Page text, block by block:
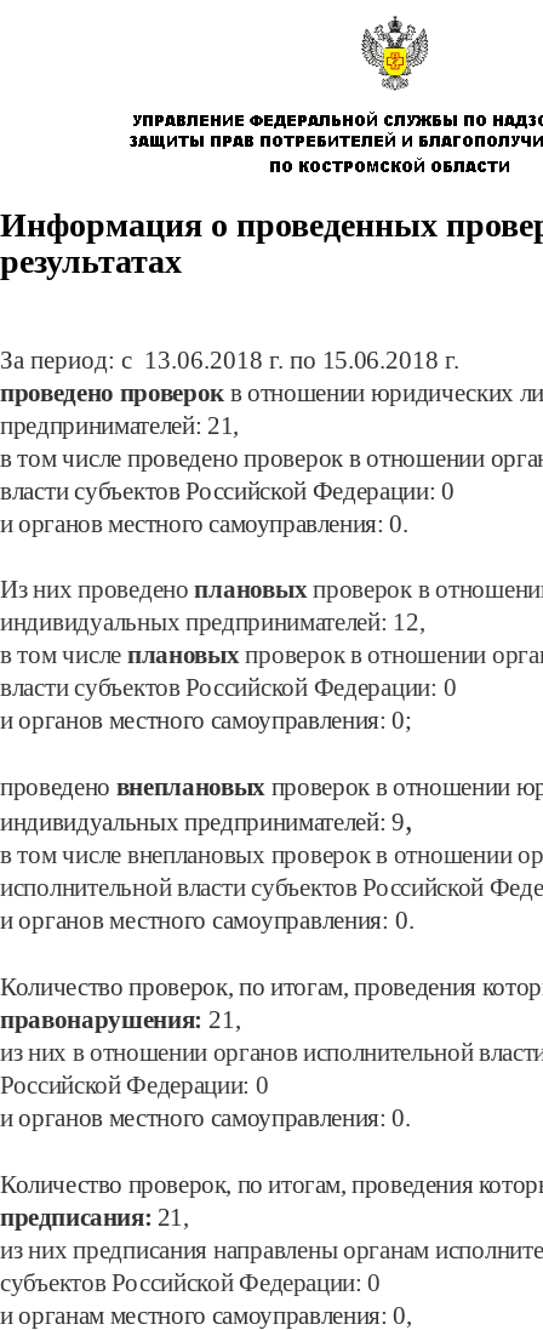
Информация о проведенных
результатах
За период: с 13.06.2018 г.по 15.06.2018 г.
проведено проверок в отношении юридических
предпринимателей: 21,
в том числе проведено проверок в отношении
власти субъектовРоссийской Федерации:0
и органов местного самоуправления: 0.
Из них проведеноплановыхпроверок в
индивидуальныхпредпринимателей: 12,
в том числе плановыхпроверок в отношении
власти субъектов Российской Федерации: 0
и органов местного самоуправления:0;
проведено внеплановых проверок в отношении
индивидуальных предпринимателей: 9,
в том числе внеплановых проверок в отношении
исполнительной власти субъектовРоссийской
и органов местного самоуправления: 0.
Количество проверок, по итогам, проведения
правонарушения: 21,
из них в отношении органов исполнительной
Российской Федерации: 0
и органов местного самоуправления:0.
Количество проверок, по итогам, проведения
предписания: 21 ,
из них предписания направлены органам
субъектов РоссийскойФедерации:0
и органам местного самоуправления:0,